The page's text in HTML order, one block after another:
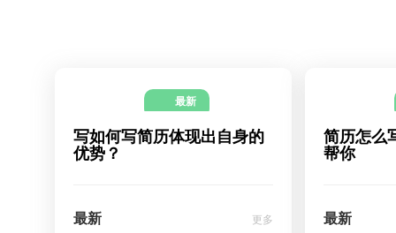
最新
写如何写简历体现出自身的
优势？
最新 更多
简历怎么
帮你
最新